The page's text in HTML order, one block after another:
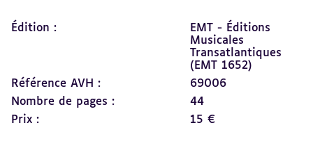
Édition :
EMT - Éditions
Musicales
Transatlantiques
(EMT 1652)
Référence AVH :
69006
Nombre de pages :
44
Prix :
15 €